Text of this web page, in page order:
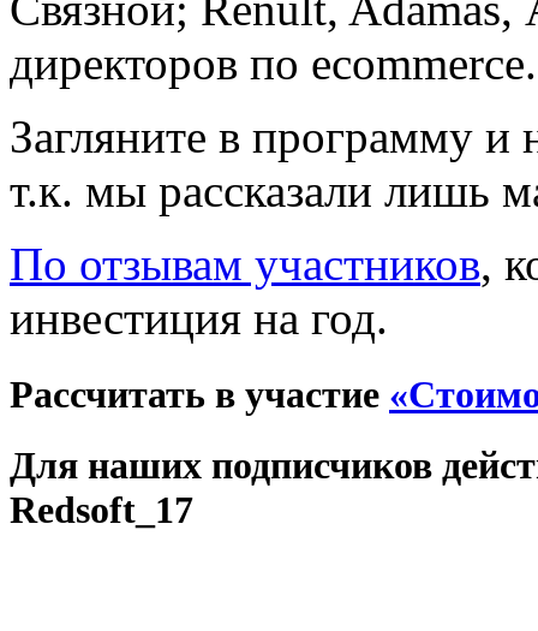
директоров по ecommerce.
Загляните в программу и
т.к. мы рассказали лишь
По отзывам участников,
инвестиция на год.
Рассчитать в участие
Для наших подписчиков
Redsoft_17